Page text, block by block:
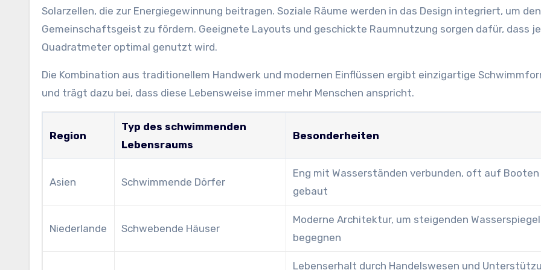
Solarzellen, die zur Energiegewinnung beitragen. Soziale Räume werden in das Design integriert, um den
Gemeinschaftsgeist zu fördern. Geeignete Layouts und geschickte Raumnutzung sorgen dafür, dass
Quadratmeter optimal genutzt wird.
Die Kombination aus traditionellem Handwerk und modernen Einflüssen ergibt einzigartige
und trägt dazu bei, dass diese Lebensweise immer mehr Menschen anspricht.
Region
Typ des schwimmenden
Lebensraums
Besonderheiten
Asien Schwimmende Dörfer
Eng mit Wasserständen verbunden, oft auf Booten
gebaut
Niederlande Schwebende Häuser
Moderne Architektur, um steigenden
begegnen
Lebenserhalt durch Handelswesen und